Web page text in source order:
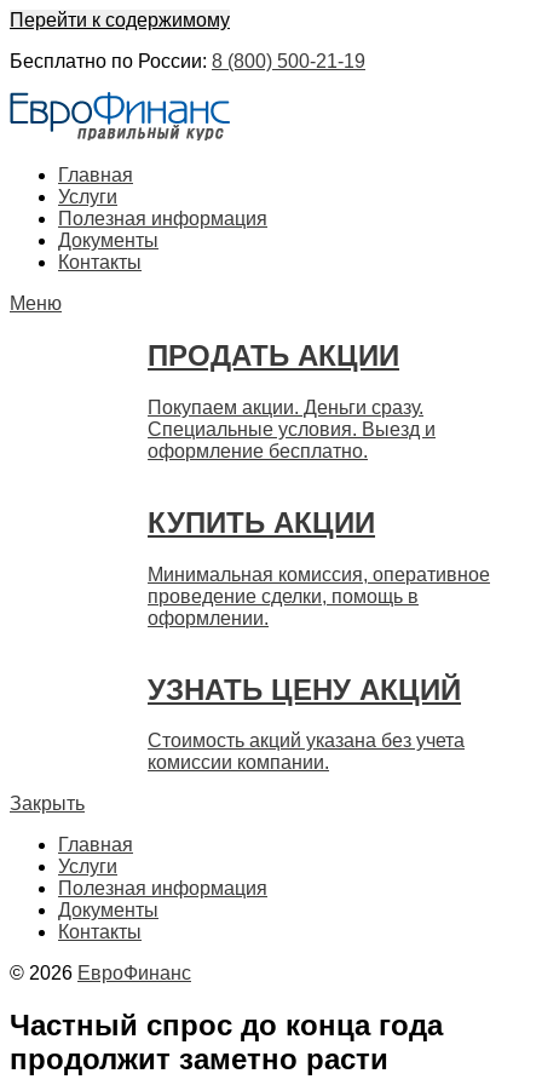
Перейти к содержимому
Бесплатно по России: 8 (800) 500-21-19
ЕвроФинанс
БыстроГлавная
Услуги
Полезная информация
Документы
Контакты
Меню
ПРОДАТЬ АКЦИИ
Покупаем акции. Деньги сразу.
Специальные условия. Выезд и
оформление бесплатно.
КУПИТЬ АКЦИИ
Минимальная комиссия, оперативное
проведение сделки, помощь в
оформлении.
УЗНАТЬ ЦЕНУ АКЦИЙ
Стоимость акций указана без учета
комиссии компании.
Закрыть
Главная
Услуги
Полезная информация
Документы
Контакты
© 2026 ЕвроФинанс
Частный спрос до конца года
продолжит заметно расти